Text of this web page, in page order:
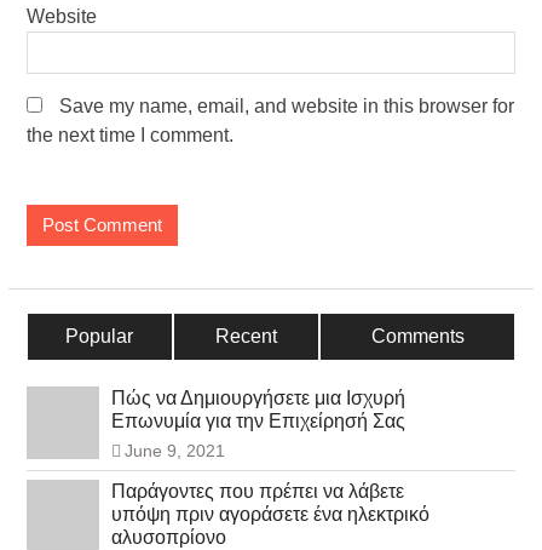
Website
Save my name, email, and website in this browser for
the next time I comment.
Popular Recent Comments
Πώς να Δημιουργήσετε μια Ισχυρή
Επωνυμία για την Επιχείρησή Σας
June 9, 2021
Παράγοντες που πρέπει να λάβετε
υπόψη πριν αγοράσετε ένα ηλεκτρικό
αλυσοπρίονο